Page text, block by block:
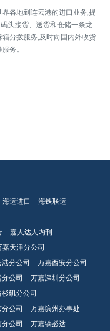
各地到连云港的进口业务,提
头接货、送货和仓储一条龙
分拨服务,及时向国内外收货
务。
海运进口
海铁联运
嘉人达人内刊
嘉天津分公司
分公司
万嘉西安分公司
公司
万嘉深圳分公司
矶分公司
公司
万嘉滨州办事处
公司 万嘉铁必达